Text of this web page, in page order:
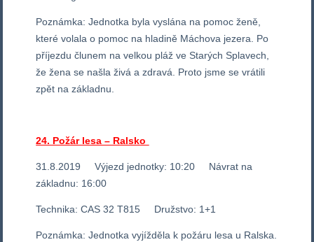
Poznámka: Jednotka byla vyslána na pomoc ženě,
které volala o pomoc na hladině Máchova jezera. Po
příjezdu člunem na velkou pláž ve Starých Splavech,
že žena se našla živá a zdravá. Proto jsme se vrátili
zpět na základnu.
24. Požár lesa – Ralsko
31.8.2019 Výjezd jednotky: 10:20 Návrat na
základnu: 16:00
Technika: CAS 32 T815 Družstvo: 1+1
Poznámka: Jednotka vyjížděla k požáru lesa u Ralska.